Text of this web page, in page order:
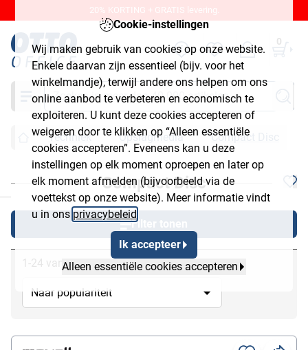
Cookie-instellingen
Wij maken gebruik van cookies op onze website.
Enkele daarvan zijn essentieel (bijv. voor het
winkelmandje), terwijl andere ons helpen om ons
online aanbod te verbeteren en economisch te
exploiteren. U kunt deze cookies accepteren of
weigeren door te klikken op “Alleen essentiële
cookies accepteren”. Eveneens kan u deze
instellingen op elk moment oproepen en later op
elk moment afmelden (bijvoorbeeld via de
voettekst op onze website). Meer informatie vindt
u in ons privacybeleid
Ik accepteer
Alleen essentiële cookies accepteren
20% KORTING + GRATIS levering.
0
Zoeken
Techniek Opslagmedia Compact Disc
Compact Disc
Filter tonen
1-24 van 40